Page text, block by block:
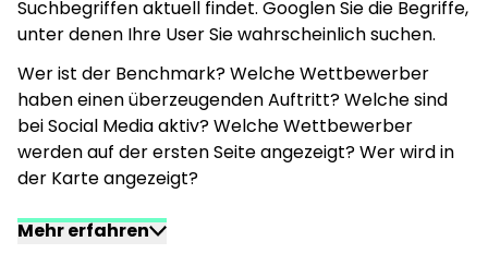
Testen Sie, welche Suchbegriffe ein hohes
eine Agentur für digitale Kommunikation. Danach
sucht aber kaum jemand. Der Begriff „Werbeagentur
Köln“ hat jedoch ein monatliches Volumen von 2900
konkreten Suchanfragen. Damit ist der potenzielle
Kunde im Vertriebsjargon bereits „warm“.
Suchbegriffen aktuell findet. Googlen Sie die Begriffe,
unter denen Ihre User Sie wahrscheinlich suchen.
Wer ist der Benchmark? Welche Wettbewerber
haben einen überzeugenden Auftritt? Welche sind
bei Social Media aktiv? Welche Wettbewerber
werden auf der ersten Seite angezeigt? Wer wird in
der Karte angezeigt?
Wahrscheinlich werden Sie ein paar Anbieter finden,
die die eine oder andere Disziplin richtig gut machen
Mehr erfahren